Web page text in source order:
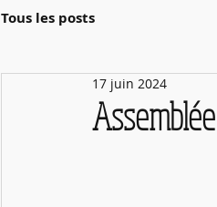
Tous les posts
17 juin 2024